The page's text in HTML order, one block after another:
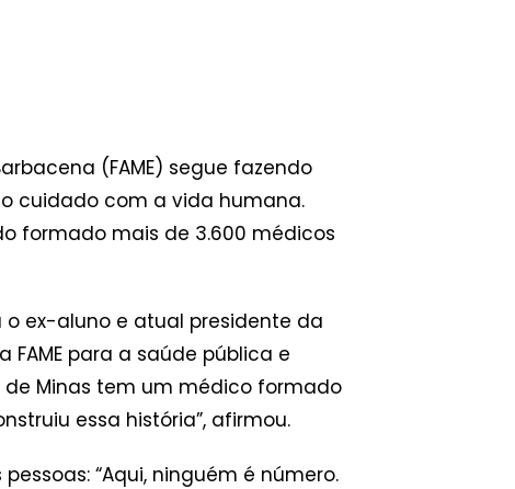
(FAME) segue fazendo
cuidado com a vida humana.
formado mais de 3.600 médicos
o ex-aluno e atual presidente da
FAME para a saúde pública e
de Minas tem um médico formado
essa história”, afirmou.
“Aqui, ninguém é número.